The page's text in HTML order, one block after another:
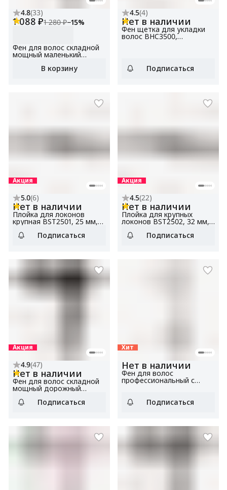
4.8(33)
1 088 ₽1 280 ₽−15%
Фен для волос складной
мощный маленький
BHD1204 графит,
мощность 1200 Вт, 3
температурных режима, 2
В корзину
4.5(4)
Нет в наличии
Фен щетка для укладки
волос BHC3500,
мощность 1200 Вт, 3
Подписаться
Акция
5.0(6)
Нет в наличии
Плойка для локонов
крупная BST2501, 25 мм,
керамическое покрытие,
голливудская укладка
Подписаться
Акция
4.5(22)
Нет в наличии
Плойка для крупных
локонов BST2502, 32 мм,
керамическое покрытие,
голливудская укладка
Подписаться
Акция
4.9(47)
Нет в наличии
Фен для волос складной
мощный дорожный
BHD0801 черный,
мощность 1000 Вт, 2
Подписаться
Хит
Нет в наличии
Фен для волос
профессиональный с
BLDC мотором, мощный,
белый, мощность 1600 Вт,
4 температурных режима,
Подписаться